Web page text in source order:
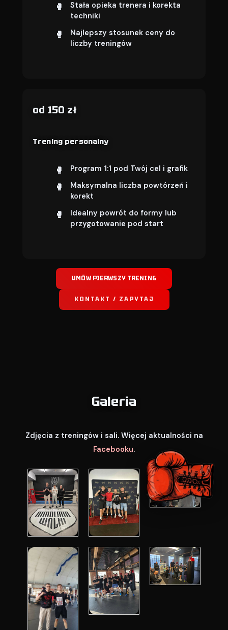
Stała opieka trenera i korekta
techniki
Najlepszy stosunek ceny do
liczby treningów
od 150 zł
Trening personalny
Program 1:1 pod Twój cel i grafik
Maksymalna liczba powtórzeń i
korekt
Idealny powrót do formy lub
przygotowanie pod start
UMÓW PIERWSZY TRENING
KONTAKT / ZAPYTAJ
Galeria
Zdjęcia z treningów i sali. Więcej aktualności na
Facebooku.